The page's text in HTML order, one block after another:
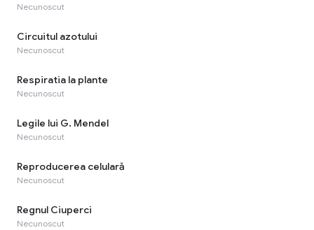
Necunoscut
Circuitul azotului
Necunoscut
Respiratia la plante
Necunoscut
Legile lui G. Mendel
Necunoscut
Reproducerea celulară
Necunoscut
Regnul Ciuperci
Necunoscut